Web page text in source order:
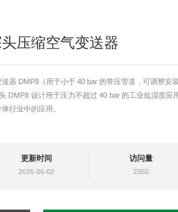
压缩空气变送器
器 DMP8（用于小于 40 bar 的带压管道，可调整安
DMP8 设计用于压力不超过 40 bar 的工业低湿度应
行业中的应用。
更新时间
2026-06-02
访问量
2350